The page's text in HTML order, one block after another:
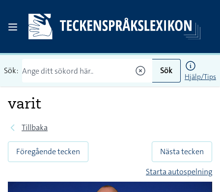
Sök: Sök
Hjälp/Tips
varit
Tillbaka
Föregående tecken
Nästa tecken
Starta autospelning